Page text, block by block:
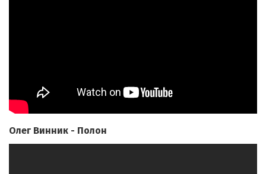
Олег Винник - Полон